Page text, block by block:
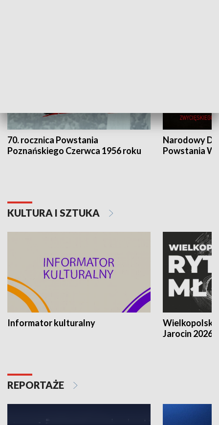
70. rocznica Powstania
Poznańskiego Czerwca 1956 roku
Narodowy
Powstania
KULTURA I SZTUKA
Informator kulturalny
Jarocin 2026
REPORTAŻE